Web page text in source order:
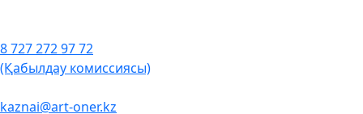
8 727 272 97 72
(Қабылдау комиссиясы)
kaznai@art-oner.kz